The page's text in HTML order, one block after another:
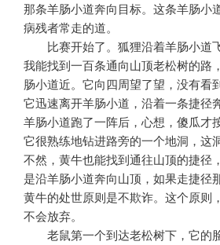
那条羊肠小道奔向目标。这条羊肠小
病残者常走的道。
比赛开始了。狐狸沿着羊肠小道
我能找到一百条通向山顶老松树的路
肠小道近。它向四周望了望，没有看
它迅速离开羊肠小道，沿着一条捷径
羊肠小道跑了一阵后，心想，傻瓜才
它很熟练地钻进路旁的一个地洞，这
不然，黄牛也能找到通往山顶的捷径
是沿羊肠小道奔向山顶，如果走捷径
黄牛的处世原则是不欺诈。这个原则
不会放弃。
老鼠第一个到达老松树下，它的